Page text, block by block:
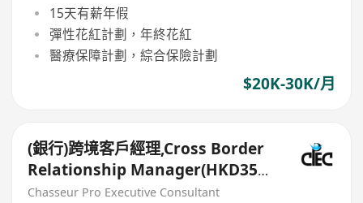
15天有薪年假
彈性花紅計劃，年終花紅
醫療保障計劃，綜合保險計劃
$20K-30K/月
(銀行)跨境客戶經理,Cross Border
Relationship Manager(HKD35k-
50k+)
Chasseur Pro Executive Consultant